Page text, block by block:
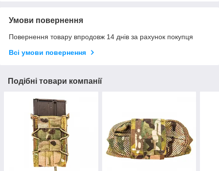
Умови повернення
Повернення товару впродовж 14 днів за рахунок покупця
Всі умови повернення
Подібні товари компанії